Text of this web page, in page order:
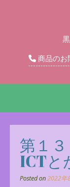
商品のお
第１
ICTと
Posted on2022年